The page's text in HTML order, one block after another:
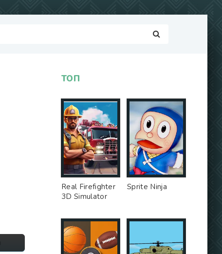
ТОП
Real Firefighter
3D Simulator
Sprite Ninja